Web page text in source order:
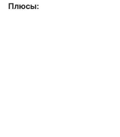
Плюсы: